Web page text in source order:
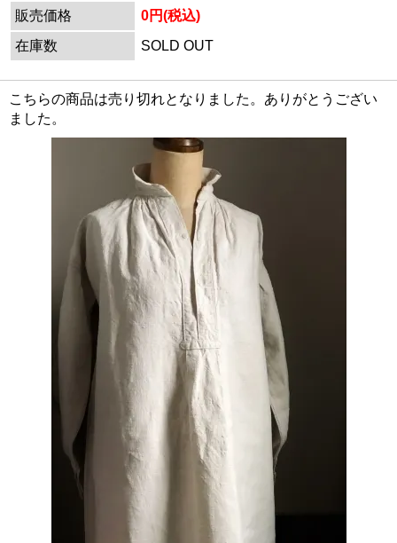
販売価格
0円(税込)
在庫数
SOLD OUT
こちらの商品は売り切れとなりました。ありがとうござい
ました。